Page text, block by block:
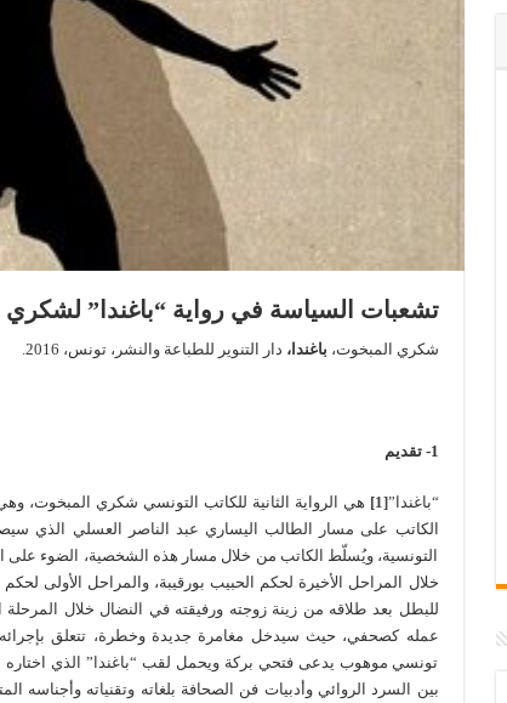
تشعبات السياسة في رواية “باغندا”
شكري المبخوت، باغندا، دار التنوير للطباعة والنشر، تونس، 2016.
1- تقديم
“باغندا”[1]
هي الرواية الثانية للكاتب التونسي شكري المبخوت، وهي
الكاتب على مسار الطالب اليساري عبد الناصر العسلي الذي
التونسية، ويُسلّط الكاتب من خلال مسار هذه الشخصية، الضوء على
خلال المراحل الأخيرة لحكم الحبيب بورقيبة، والمراحل الأولى
للبطل بعد طلاقه من زينة زوجته ورفيقته في النضال خلال المرحلة
عمله كصحفي، حيث سيدخل مغامرة جديدة وخطرة، تتعلق
تونسي موهوب يدعى فتحي بركة ويحمل لقب “باغندا” الذي اختاره
بين السرد الروائي وأدبيات فن الصحافة بلغاته وتقنياته